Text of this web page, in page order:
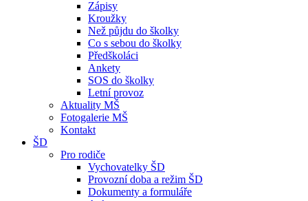
Zápisy
Kroužky
Než půjdu do školky
Co s sebou do školky
Předškoláci
Ankety
SOS do školky
Letní provoz
Aktuality MŠ
Fotogalerie MŠ
Kontakt
ŠD
Pro rodiče
Vychovatelky ŠD
Provozní doba a režim ŠD
Dokumenty a formuláře